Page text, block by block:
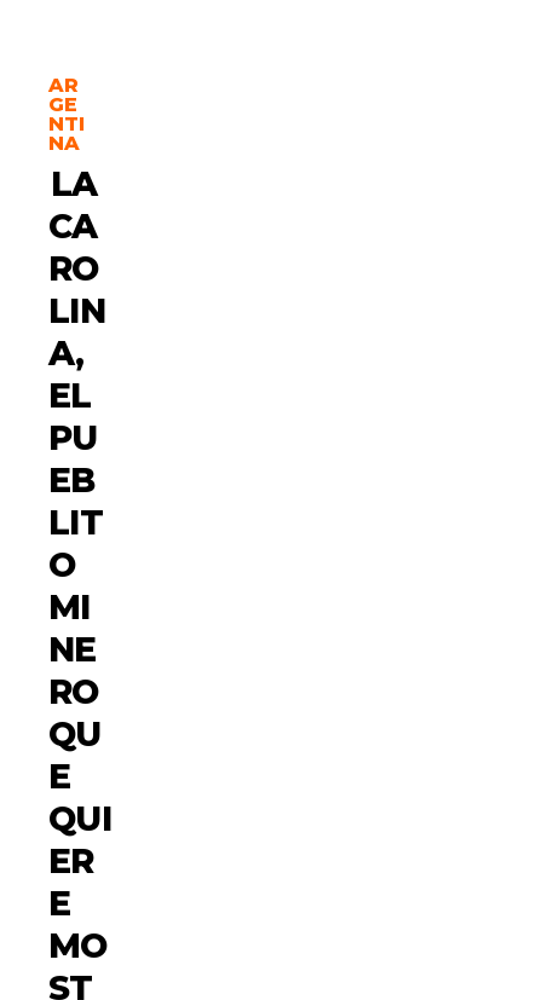
AR
GE
NTI
NA
LA
CA
RO
LIN
A,
EL
PU
EB
LIT
O
MI
NE
RO
QU
E
QUI
ER
E
MO
ST